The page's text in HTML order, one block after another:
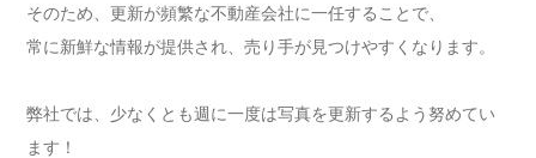
そのため、更新が頻繁な不動産会社に一任することで、
常に新鮮な情報が提供され、売り手が見つけやすくなります。
弊社では、少なくとも週に一度は写真を更新するよう努めてい
ます！